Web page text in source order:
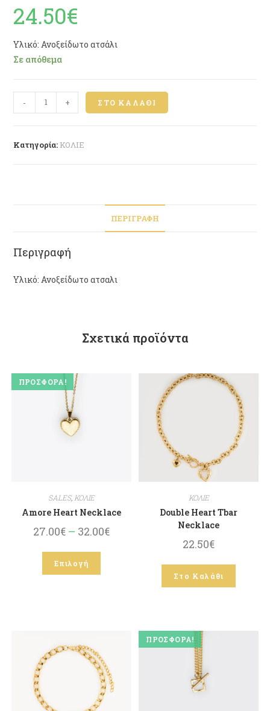
24.50€
Υλικό: Ανοξείδωτο ατσάλι
Σε απόθεμα
- + ΣΤΟ ΚΑΛΆΘΙ
Κατηγορία: ΚΟΛΙΕ
ΠΕΡΙΓΡΑΦΉ
Περιγραφή
Υλικό: Ανοξείδωτο ατσαλι
Σχετικά προϊόντα
ΠΡΟΣΦΟΡΆ!
SALES, ΚΟΛΙΕ
Amore Heart Necklace
27.00€– 32.00€
Επιλογή
ΚΟΛΙΕ
Double Heart Tbar
Necklace
22.50€
Στο Καλάθι
ΠΡΟΣΦΟΡΆ!